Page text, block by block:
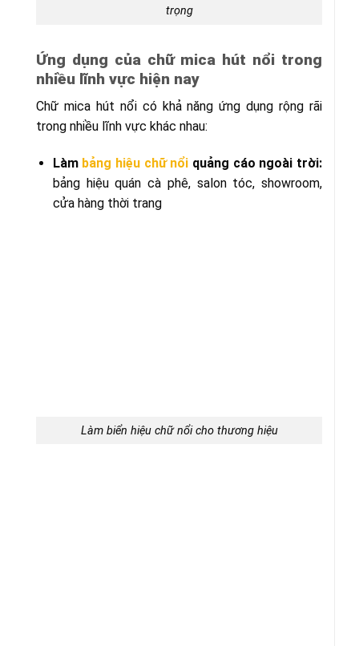
trọng
Ứng dụng của chữ mica hút nổi trong
nhiều lĩnh vực hiện nay
Chữ mica hút nổi có khả năng ứng dụng rộng rãi
trong nhiều lĩnh vực khác nhau:
Làm bảng hiệu chữ nổi quảng cáo ngoài trời:
bảng hiệu quán cà phê, salon tóc, showroom,
cửa hàng thời trang
Làm biển hiệu chữ nổi cho thương hiệu